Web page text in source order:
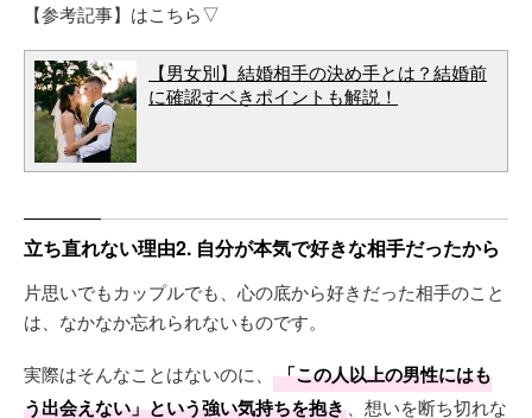
【参考記事】はこちら▽
【男女別】結婚相手の決め手とは？結婚前
に確認すベきポイントも解説！
立ち直れない理由2. 自分が本気で好きな相手だったから
片思いでもカップルでも、心の底から好きだった相手のこと
は、なかなか忘れられないものです。
実際はそんなことはないのに、
「この人以上の男性にはも
う出会えない」という強い気持ちを抱き 、想いを断ち切れな